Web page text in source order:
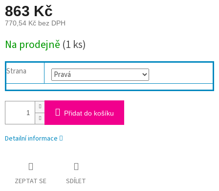
863 Kč
770,54 Kč bez DPH
cena:
Na prodejně (1 ks)
Strana
Přidat do košíku
Detailní informace
ZEPTAT SE SDÍLET